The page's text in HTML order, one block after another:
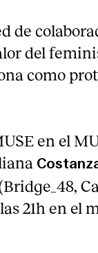
de
del
como
en el
21h en el